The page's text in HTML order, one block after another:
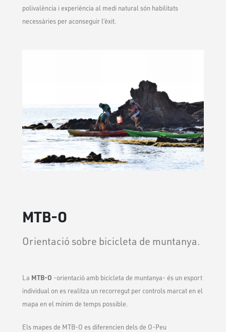
polivalència i experiència al medi natural són habilitats
necessàries per aconseguir l’èxit.
MTB-O
Orientació sobre bicicleta de muntanya.
La MTB-O -orientació amb bicicleta de muntanya- és un esport
individual on es realitza un recorregut per controls marcat en el
mapa en el mínim de temps possible.
Els mapes de MTB-O es diferencien dels de O-Peu